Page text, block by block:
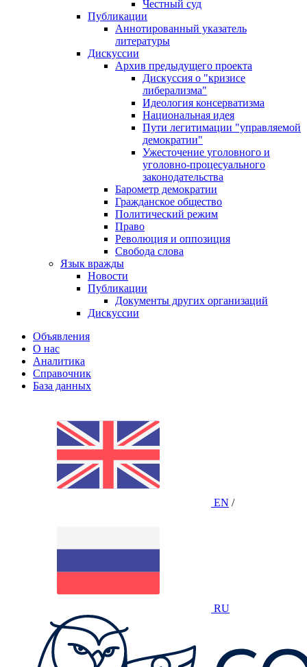
Честный суд
Публикации
Аннотированный указатель
литературы
Дискуссии
Архив предыдущего проекта
Дискуссия о "кризисе
либерализма"
Идеология консерватизма
Национальная идея
Пути легитимации "управляемой
демократии"
Ужесточение уголовного и
уголовно-процесуального
законодательства
Барометр демократии
Гражданское общество
Политический режим
Право
Революция и оппозиция
Свобода слова
Язык вражды
Новости
Публикации
Документы других организаций
Дискуссии
Объявления
О нас
Аналитика
Справочник
База данных
EN /
RU